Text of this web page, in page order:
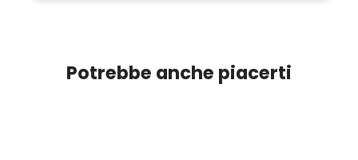
Potrebbe anche piacerti